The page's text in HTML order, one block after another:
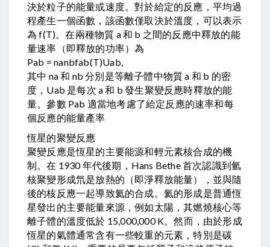
決於粒子的能量或速度。對於給定的反應，平均過
程​​產生一個函數，該函數僅取決於溫度，可以表示
為 f(T)。在兩種物質 a 和 b 之間的反應中釋放的能
量速率（即釋放的功率）為
Pab = nanbfab(T)Uab,
其中 na 和 nb 分別是等離子體中物質 a 和 b 的密
度，Uab 是每次 a 和 b 發生聚變反應時釋放的能
量。參數 Pab 適當地考慮了給定反應的速率和每
個反應的能量產率
恆星的聚變反應
聚變反應是恆星的主要能源和輕元素核合成的機
制。在 1930 年代後期，Hans Bethe 首次認識到氫
核聚變形成氘是放熱的（即淨釋放能量），並與隨
後的核反應一起導致氦的合成。氦的形成是普通恆
星發出的主要能量來源，例如太陽，其燃燒核心等
離子體的溫度低於 15,000,000 K。然而，由於形成
恆星的氣體通常含有一些較重的元素，特別是碳